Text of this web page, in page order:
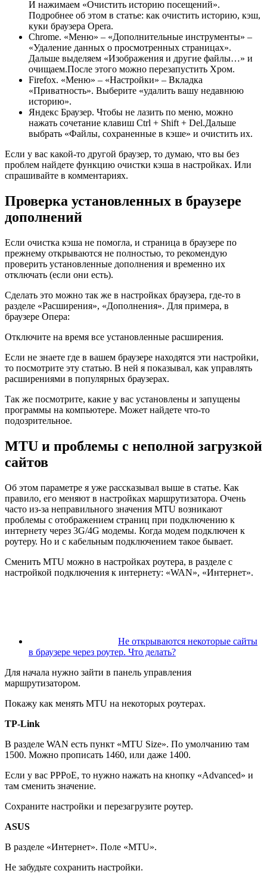
И нажимаем «Очистить историю посещений».
Подробнее об этом в статье: как очистить историю, кэш,
куки браузера Opera.
Chrome. «Меню» – «Дополнительные инструменты» –
«Удаление данных о просмотренных страницах».
Дальше выделяем «Изображения и другие файлы…» и
очищаем.После этого можно перезапустить Хром.
Firefox. «Меню» – «Настройки» – Вкладка
«Приватность». Выберите «удалить вашу недавнюю
историю».
Яндекс Браузер. Чтобы не лазить по меню, можно
нажать сочетание клавиш Ctrl + Shift + Del.Дальше
выбрать «Файлы, сохраненные в кэше» и очистить их.
Если у вас какой-то другой браузер, то думаю, что вы без
проблем найдете функцию очистки кэша в настройках. Или
спрашивайте в комментариях.
Проверка установленных в браузере
дополнений
Если очистка кэша не помогла, и страница в браузере по
прежнему открываются не полностью, то рекомендую
проверить установленные дополнения и временно их
отключать (если они есть).
Сделать это можно так же в настройках браузера, где-то в
разделе «Расширения», «Дополнения». Для примера, в
браузере Опера:
Отключите на время все установленные расширения.
Если не знаете где в вашем браузере находятся эти настройки,
то посмотрите эту статью. В ней я показывал, как управлять
расширениями в популярных браузерах.
Так же посмотрите, какие у вас установлены и запущены
программы на компьютере. Может найдете что-то
подозрительное.
MTU и проблемы с неполной загрузкой
сайтов
Об этом параметре я уже рассказывал выше в статье. Как
правило, его меняют в настройках маршрутизатора. Очень
часто из-за неправильного значения MTU возникают
проблемы с отображением страниц при подключению к
интернету через 3G/4G модемы. Когда модем подключен к
роутеру. Но и с кабельным подключением такое бывает.
Сменить MTU можно в настройках роутера, в разделе с
настройкой подключения к интернету: «WAN», «Интернет».
Не открываются некоторые сайты
в браузере через роутер. Что делать?
Для начала нужно зайти в панель управления
маршрутизатором.
Покажу как менять MTU на некоторых роутерах.
TP-Link
В разделе WAN есть пункт «MTU Size». По умолчанию там
1500. Можно прописать 1460, или даже 1400.
Если у вас PPPoE, то нужно нажать на кнопку «Advanced» и
там сменить значение.
Сохраните настройки и перезагрузите роутер.
ASUS
В разделе «Интернет». Поле «MTU».
Не забудьте сохранить настройки.